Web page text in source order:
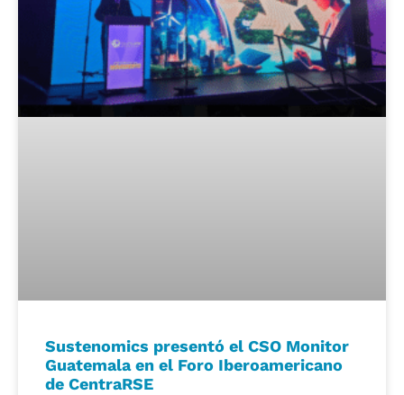
Sustenomics presentó el CSO Monitor
Guatemala en el Foro Iberoamericano
de CentraRSE